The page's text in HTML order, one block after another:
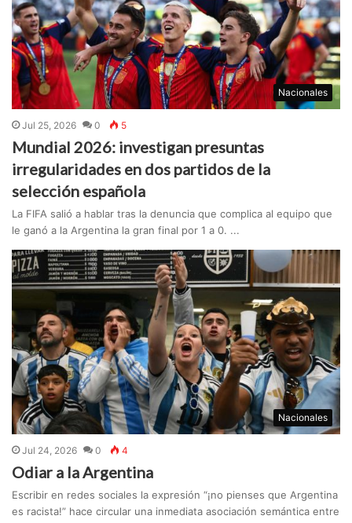
Nacionales
Jul 25, 2026 0 5
Mundial 2026: investigan presuntas
irregularidades en dos partidos de la
selección española
La FIFA salió a hablar tras la denuncia que complica al equipo que
le ganó a la Argentina la gran final por 1 a 0. ...
Nacionales
Jul 24, 2026 0 4
Odiar a la Argentina
Escribir en redes sociales la expresión “¡no pienses que Argentina
es racista!” hace circular una inmediata asociación semántica entre